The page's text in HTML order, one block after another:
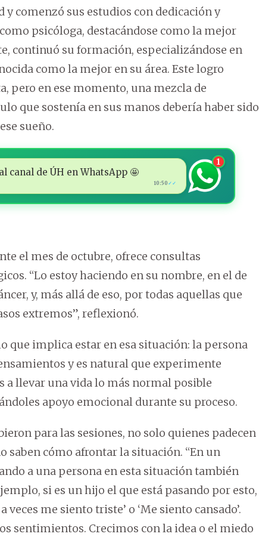
comenzó sus estudios con dedicación y
psicóloga, destacándose como la mejor
continuó su formación, especializándose en
como la mejor en su área. Este logro
pero en ese momento, una mezcla de
que sostenía en sus manos debería haber sido
sueño.
canal de ÚH en WhatsApp 🤩
10:50 ✓✓
1
el mes de octubre, ofrece consultas
“Lo estoy haciendo en su nombre, en el de
y, más allá de eso, por todas aquellas que
extremos”, reflexionó.
que implica estar en esa situación: la persona
y es natural que experimente
a llevar una vida lo más normal posible
apoyo emocional durante su proceso.
para las sesiones, no solo quienes padecen
saben cómo afrontar la situación. “En un
a una persona en esta situación también
si es un hijo el que está pasando por esto,
me siento triste’ o ‘Me siento cansado’.
sentimientos. Crecimos con la idea o el miedo